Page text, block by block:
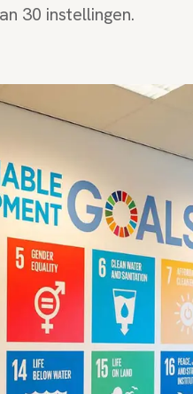
30 instellingen.